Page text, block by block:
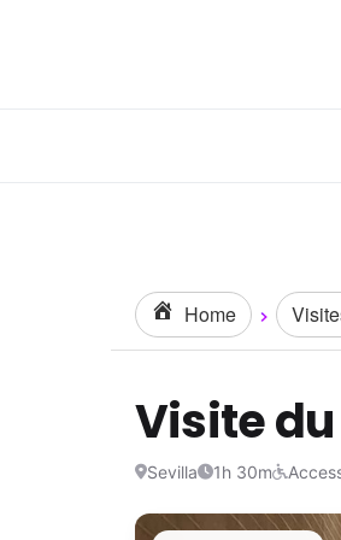
Home
Visite
Sevilla 1h 30m